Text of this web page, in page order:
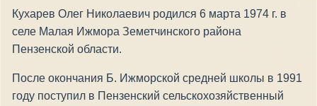
Кухарев Олег Николаевич родился 6 марта 1974 г. в
селе Малая Ижмора Земетчинского района
Пензенской области.
После окончания Б. Ижморской средней школы в 1991
году поступил в Пензенский сельскохозяйственный